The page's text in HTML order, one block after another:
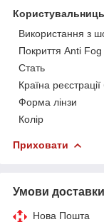
Використання з
Покриття Anti Fog
Стать
Країна
Форма лінзи
Колір
Приховати
Умови доставки
Нова Пошта